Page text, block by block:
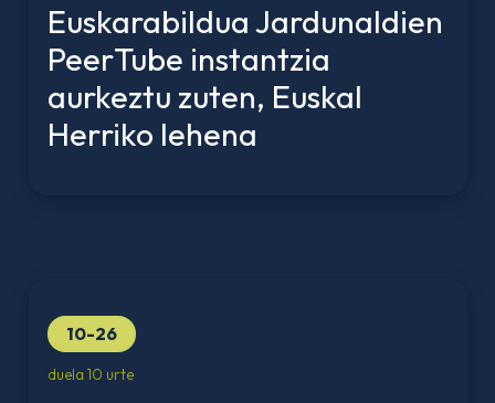
Euskarabildua Jardunaldien
PeerTube instantzia
aurkeztu zuten, Euskal
Herriko lehena
10-26
duela 10 urte